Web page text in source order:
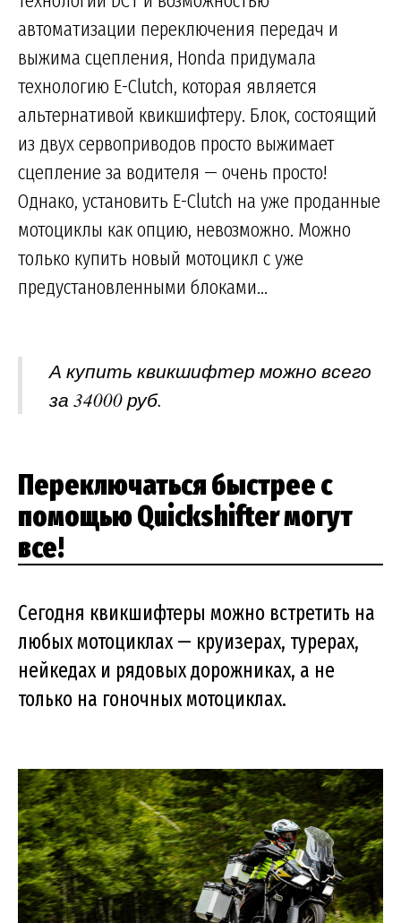
автоматизации переключения передач и
выжима сцепления, Honda придумала
технологию E-Clutch, которая является
альтернативой квикшифтеру. Блок, состоящий
из двух сервоприводов просто выжимает
сцепление за водителя — очень просто!
Однако, установить E-Clutch на уже проданные
мотоциклы как опцию, невозможно. Можно
только купить новый мотоцикл с уже
предустановленными блоками...
А купить квикшифтер можно всего
за 34000 руб.
Переключаться быстрее с
помощью Quickshifter могут
все!
Сегодня квикшифтеры можно встретить на
любых мотоциклах — круизерах, турерах,
нейкедах и рядовых дорожниках, а не
только на гоночных мотоциклах.